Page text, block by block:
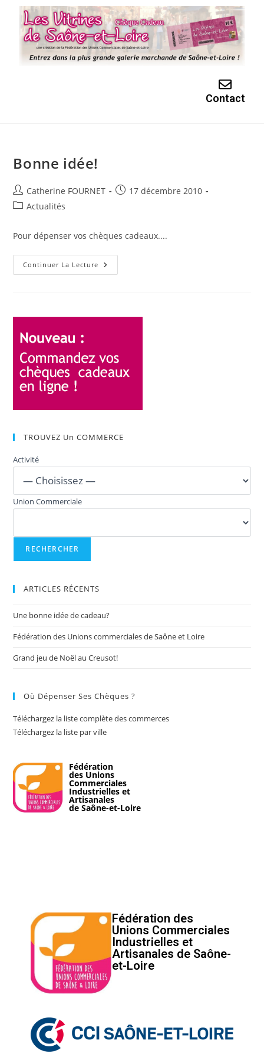
Contact
Bonne idée!
Catherine FOURNET
17 décembre 2010
Actualités
Pour dépenser vos chèques cadeaux....
Continuer La Lecture
TROUVEZ Un COMMERCE
Activité
Union Commerciale
ARTICLES RÉCENTS
Une bonne idée de cadeau?
Fédération des Unions commerciales de Saône et Loire
Grand jeu de Noël au Creusot!
Où Dépenser Ses Chèques ?
Téléchargez la liste complète des commerces
Téléchargez la liste par ville
Fédération
des Unions
Commerciales
Industrielles et
Artisanales
de Saône-et-Loire
Fédération des
Unions Commerciales
Industrielles et
Artisanales de Saône-
et-Loire